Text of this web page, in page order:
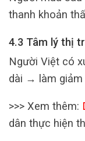
thanh khoản
4.3 Tâm lý thị
Người Việt có
dài → làm giảm
>>> Xem thêm:
dân thực hiện